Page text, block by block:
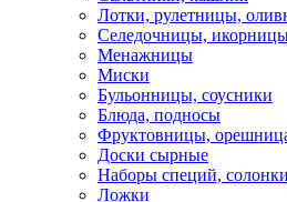
Лотки, рулетницы,
Селедочницы,
Менажницы
Миски
Бульонницы, соусники
Блюда, подносы
Фруктовницы,
Доски сырные
Наборы специй, солонки
Ложки